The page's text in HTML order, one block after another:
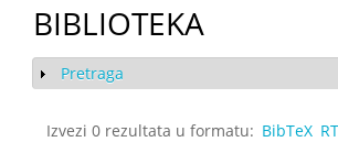
BIBLIOTEKA
Show
Pretraga
Izvezi 0 rezultata u formatu: BibTeX